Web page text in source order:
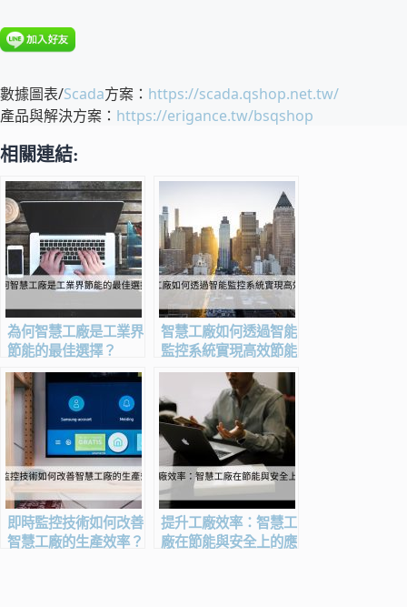
數據圖表/Scada方案： https://scada.qshop.net.tw/
產品與解決方案： https://erigance.tw/bsqshop
相關連結:
為何智慧工廠是工業界
節能的最佳選擇？
智慧工廠如何透過智能
監控系統實現高效節能
即時監控技術如何改善
智慧工廠的生產效率？
提升工廠效率：智慧工
廠在節能與安全上的應